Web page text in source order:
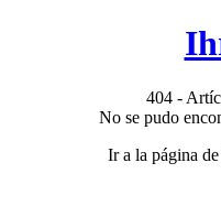
404 -
No se pudo
Ir a la página